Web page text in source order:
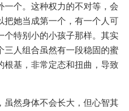
一个。这种权力的不对等，会
把她当成第一个，有一个人可
个特别小的小孩子那样。其实
三人组合虽然有一段稳固的蜜
根基，非常定态和扭曲，导致
虽然身体不会长大，但心智其